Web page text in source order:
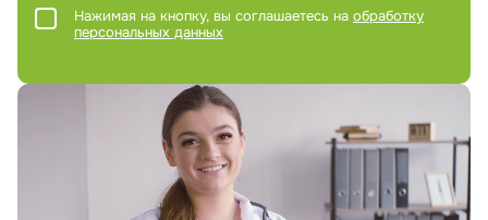
Нажимая на кнопку, вы соглашаетесь на обработку
персональных данных